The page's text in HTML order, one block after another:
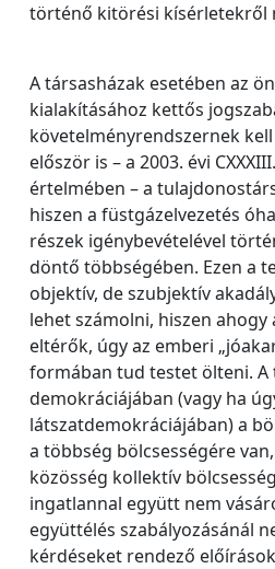
történő kitörési kísérletekről
A társasházak esetében az
kialakításához kettős
követelményrendszernek
először is – a 2003. évi
értelmében – a
hiszen a füstgázelvezetés
részek igénybevételével
döntő többségében. Ezen a
objektív, de szubjektív
lehet számolni, hiszen
eltérők, úgy az emberi
formában tud testet ölteni. A
demokráciájában (vagy ha
látszatdemokráciájában) a
a többség bölcsességére
közösség kollektív
ingatlannal együtt nem
együttélés szabályozásánál
kérdéseket rendező